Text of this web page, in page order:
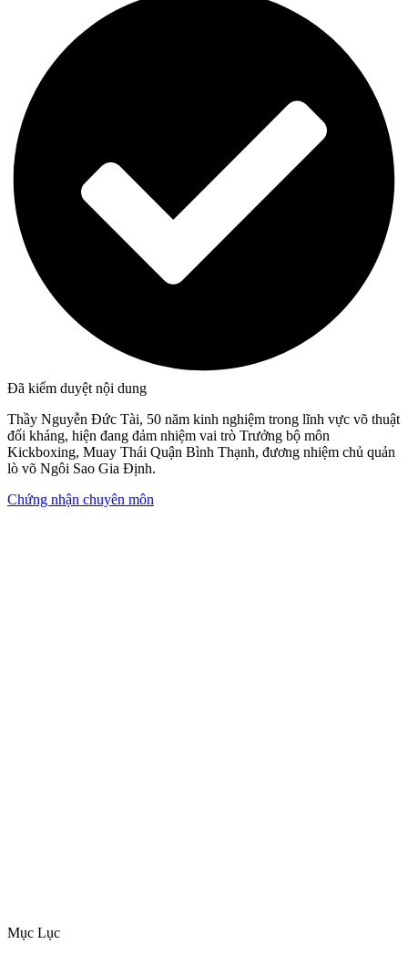
Đã kiểm duyệt nội dung
Thầy Nguyễn Đức Tài, 50 năm kinh nghiệm trong lĩnh vực võ thuật
đối kháng, hiện đang đảm nhiệm vai trò Trưởng bộ môn
Kickboxing, Muay Thái Quận Bình Thạnh, đương nhiệm chủ quản
lò võ Ngôi Sao Gia Định.
Chứng nhận chuyên môn
Mục Lục